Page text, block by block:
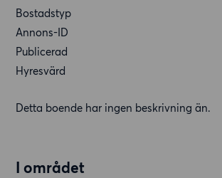
Bostadstyp
Annons-ID
Publicerad
Hyresvärd
Detta boende har ingen beskrivning än.
I området